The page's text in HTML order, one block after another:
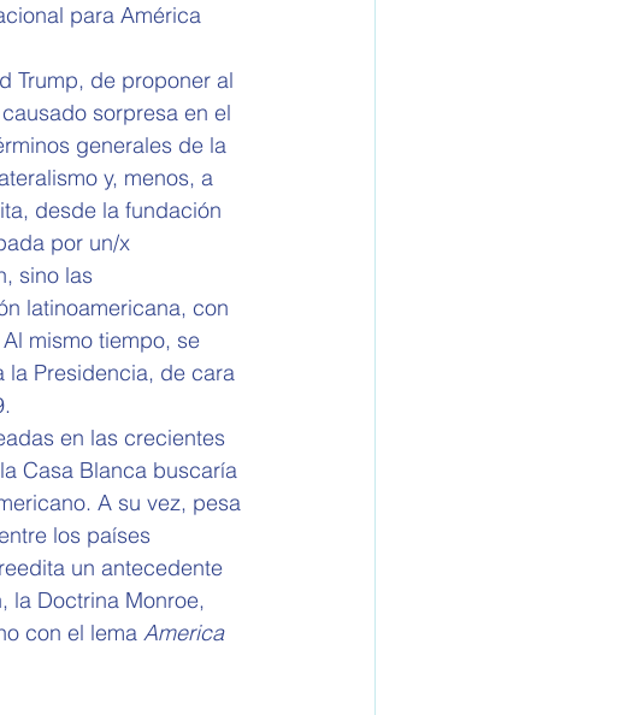
para América
Trump, de proponer al
sorpresa en el
generales de la
y, menos, a
desde la fundación
por un/x
sino las
latinoamericana, con
mismo tiempo, se
la Presidencia, de cara
en las crecientes
Casa Blanca buscaría
A su vez, pesa
los países
un antecedente
la Doctrina Monroe,
con el lema America